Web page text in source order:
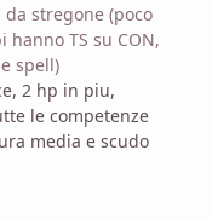
stregone (poco
TS su CON,
spell)
2 hp in piu,
le competenze
media e scudo